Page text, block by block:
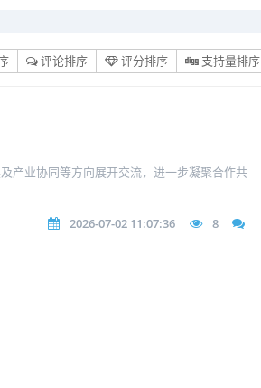
评论排序 评分排序 支持量排序
产业协同等方向展开交流，进一步凝聚合作共
2026-07-02 11:07:36 8